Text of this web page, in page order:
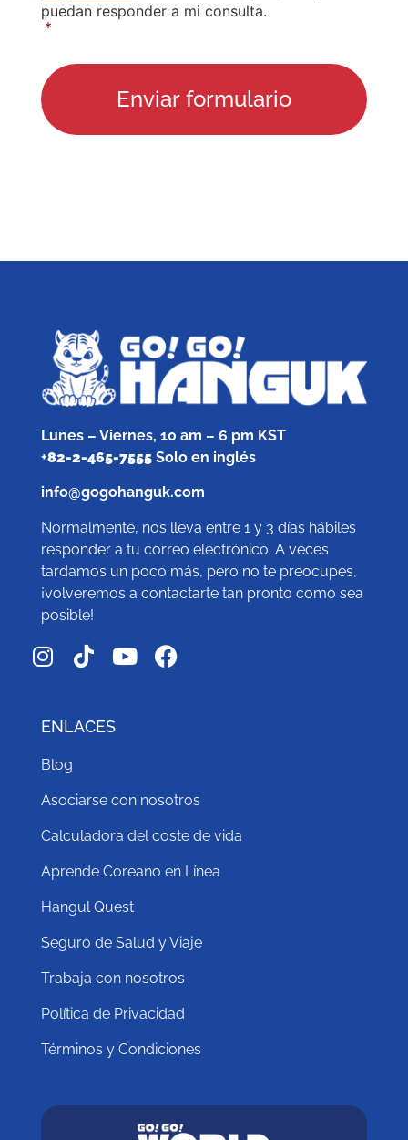
puedan responder a mi consulta.
*
Lunes – Viernes, 10 am – 6 pm KST
+82-2-465-7555Solo en inglés
info@gogohanguk.com
Normalmente, nos lleva entre 1 y 3 días hábiles
responder a tu correo electrónico. A veces
tardamos un poco más, pero no te preocupes,
¡volveremos a contactarte tan pronto como sea
posible!
ENLACES
Blog
Asociarse con nosotros
Calculadora del coste de vida
Aprende Coreano en Línea
Hangul Quest
Seguro de Salud y Viaje
Trabaja con nosotros
Política de Privacidad
Términos y Condiciones